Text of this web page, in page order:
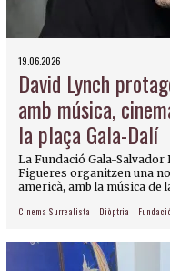
19.06.2026
David Lynch
amb música,
la plaça Gala-Dalí
La Fundació Gala-Salvador
Figueres organitzen una
americà, amb la música
Cinema Surrealista Diòptria